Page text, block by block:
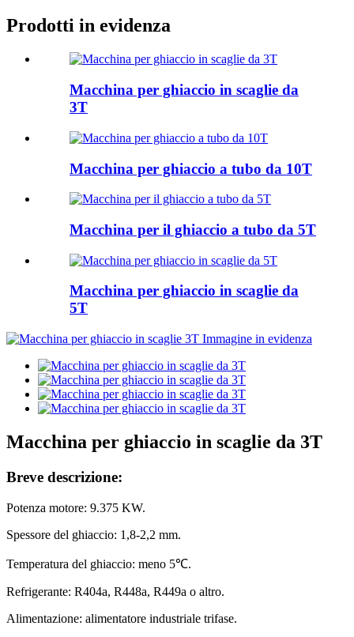
Prodotti in evidenza
Macchina per ghiaccio in scaglie da
3T
Macchina per ghiaccio a tubo da 10T
Macchina per il ghiaccio a tubo da 5T
Macchina per ghiaccio in scaglie da
5T
Macchina per ghiaccio in scaglie da 3T
Breve descrizione:
Potenza motore: 9.375 KW.
Spessore del ghiaccio: 1,8-2,2 mm.
Temperatura del ghiaccio: meno 5℃.
Refrigerante: R404a, R448a, R449a o altro.
Alimentazione: alimentatore industriale trifase.